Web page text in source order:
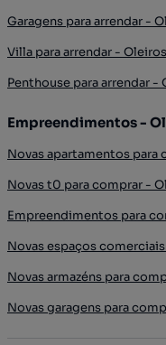
Garagens para arrendar -
Villa para arrendar -
Penthouse para arrendar
Empreendimentos -
Novas apartamentos
Novas t0 para comprar -
Empreendimentos para
Novas espaços
Novas armazéns para
Novas garagens para